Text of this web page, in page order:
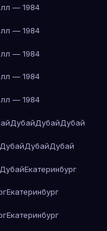
— 1984
— 1984
— 1984
— 1984
— 1984
ДубайДубайДубай
ДубайДубайДубай
ДубайЕкатеринбург
Екатеринбург
Екатеринбург